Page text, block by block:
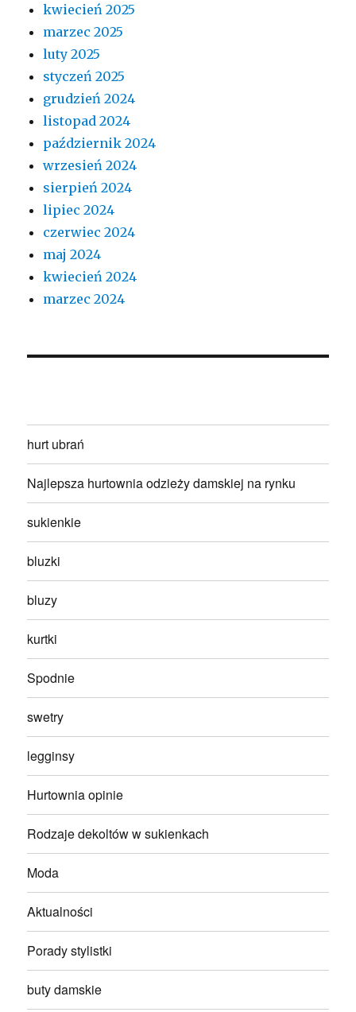
kwiecień 2025
marzec 2025
luty 2025
styczeń 2025
grudzień 2024
listopad 2024
październik 2024
wrzesień 2024
sierpień 2024
lipiec 2024
czerwiec 2024
maj 2024
kwiecień 2024
marzec 2024
hurt ubrań
Najlepsza hurtownia odzieży damskiej na rynku
sukienkie
bluzki
bluzy
kurtki
Spodnie
swetry
legginsy
Hurtownia opinie
Rodzaje dekoltów w sukienkach
Moda
Aktualności
Porady stylistki
buty damskie